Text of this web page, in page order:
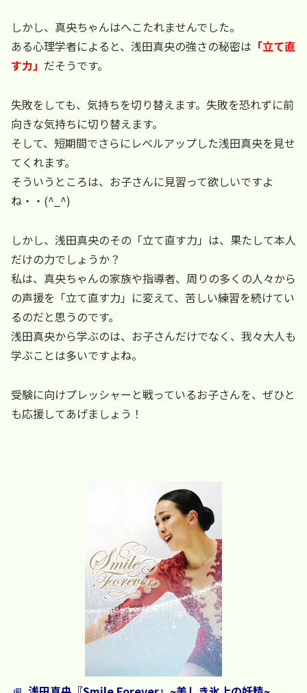
しかし、真央ちゃんはへこたれませんでした。
ある心理学者によると、浅田真央の強さの秘密は 「立て直
す力」 だそうです。
失敗をしても、気持ちを切り替えます。失敗を恐れずに前
向きな気持ちに切り替えます。
そして、短期間でさらにレベルアップした浅田真央を見せ
てくれます。
そういうところは、お子さんに見習って欲しいですよ
ね・・(^_^)
しかし、浅田真央のその「立て直す力」は、果たして本人
だけの力でしょうか？
私は、真央ちゃんの家族や指導者、周りの多くの人々から
の声援を「立て直す力」に変えて、苦しい練習を続けてい
るのだと思うのです。
浅田真央から学ぶのは、お子さんだけでなく、我々大人も
学ぶことは多いですよね。
受験に向けプレッシャーと戦っているお子さんを、ぜひと
も応援してあげましょう！